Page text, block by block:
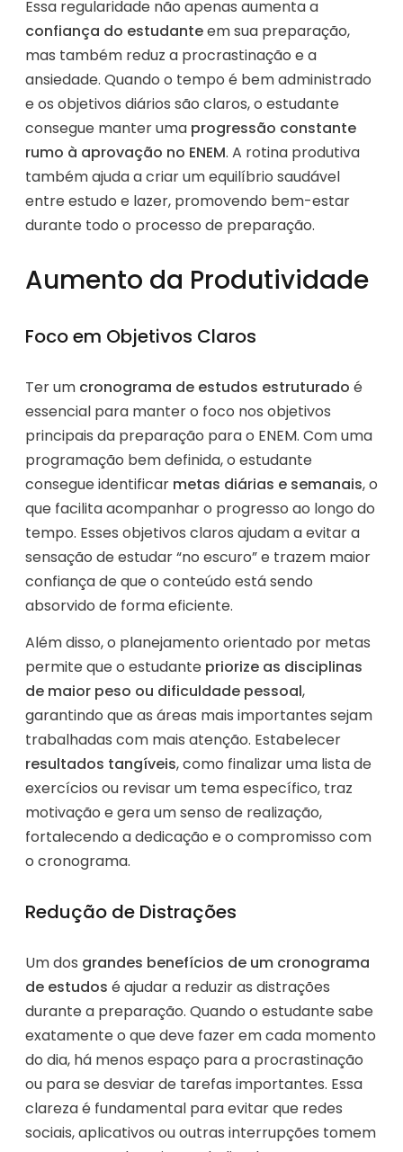
Essa regularidade não apenas aumenta a
confiança do estudanteem sua preparação,
mas também reduz a procrastinação e a
ansiedade. Quando o tempo é bem administrado
e os objetivos diários são claros, o estudante
consegue manter uma progressão constante
rumo à aprovação no ENEM. A rotina produtiva
também ajuda a criar um equilíbrio saudável
entre estudo e lazer, promovendo bem-estar
durante todo o processo de preparação.
Aumento da Produtividade
Foco em Objetivos Claros
Ter um cronograma de estudos estruturado é
essencial para manter o foco nos objetivos
principais da preparação para o ENEM. Com uma
programação bem definida, o estudante
consegue identificar metas diárias e semanais, o
que facilita acompanhar o progresso ao longo do
tempo. Esses objetivos claros ajudam a evitar a
sensação de estudar “no escuro” e trazem maior
confiança de que o conteúdo está sendo
absorvido de forma eficiente.
Além disso, o planejamento orientado por metas
permite que o estudante priorize as disciplinas
de maior peso ou dificuldade pessoal,
garantindo que as áreas mais importantes sejam
trabalhadas com mais atenção. Estabelecer
resultados tangíveis, como finalizar uma lista de
exercícios ou revisar um tema específico, traz
motivação e gera um senso de realização,
fortalecendo a dedicação e o compromisso com
o cronograma.
Redução de Distrações
Um dos grandes benefícios de um cronograma
de estudos é ajudar a reduzir as distrações
durante a preparação. Quando o estudante sabe
exatamente o que deve fazer em cada momento
do dia, há menos espaço para a procrastinação
ou para se desviar de tarefas importantes. Essa
clareza é fundamental para evitar que redes
sociais, aplicativos ou outras interrupções tomem